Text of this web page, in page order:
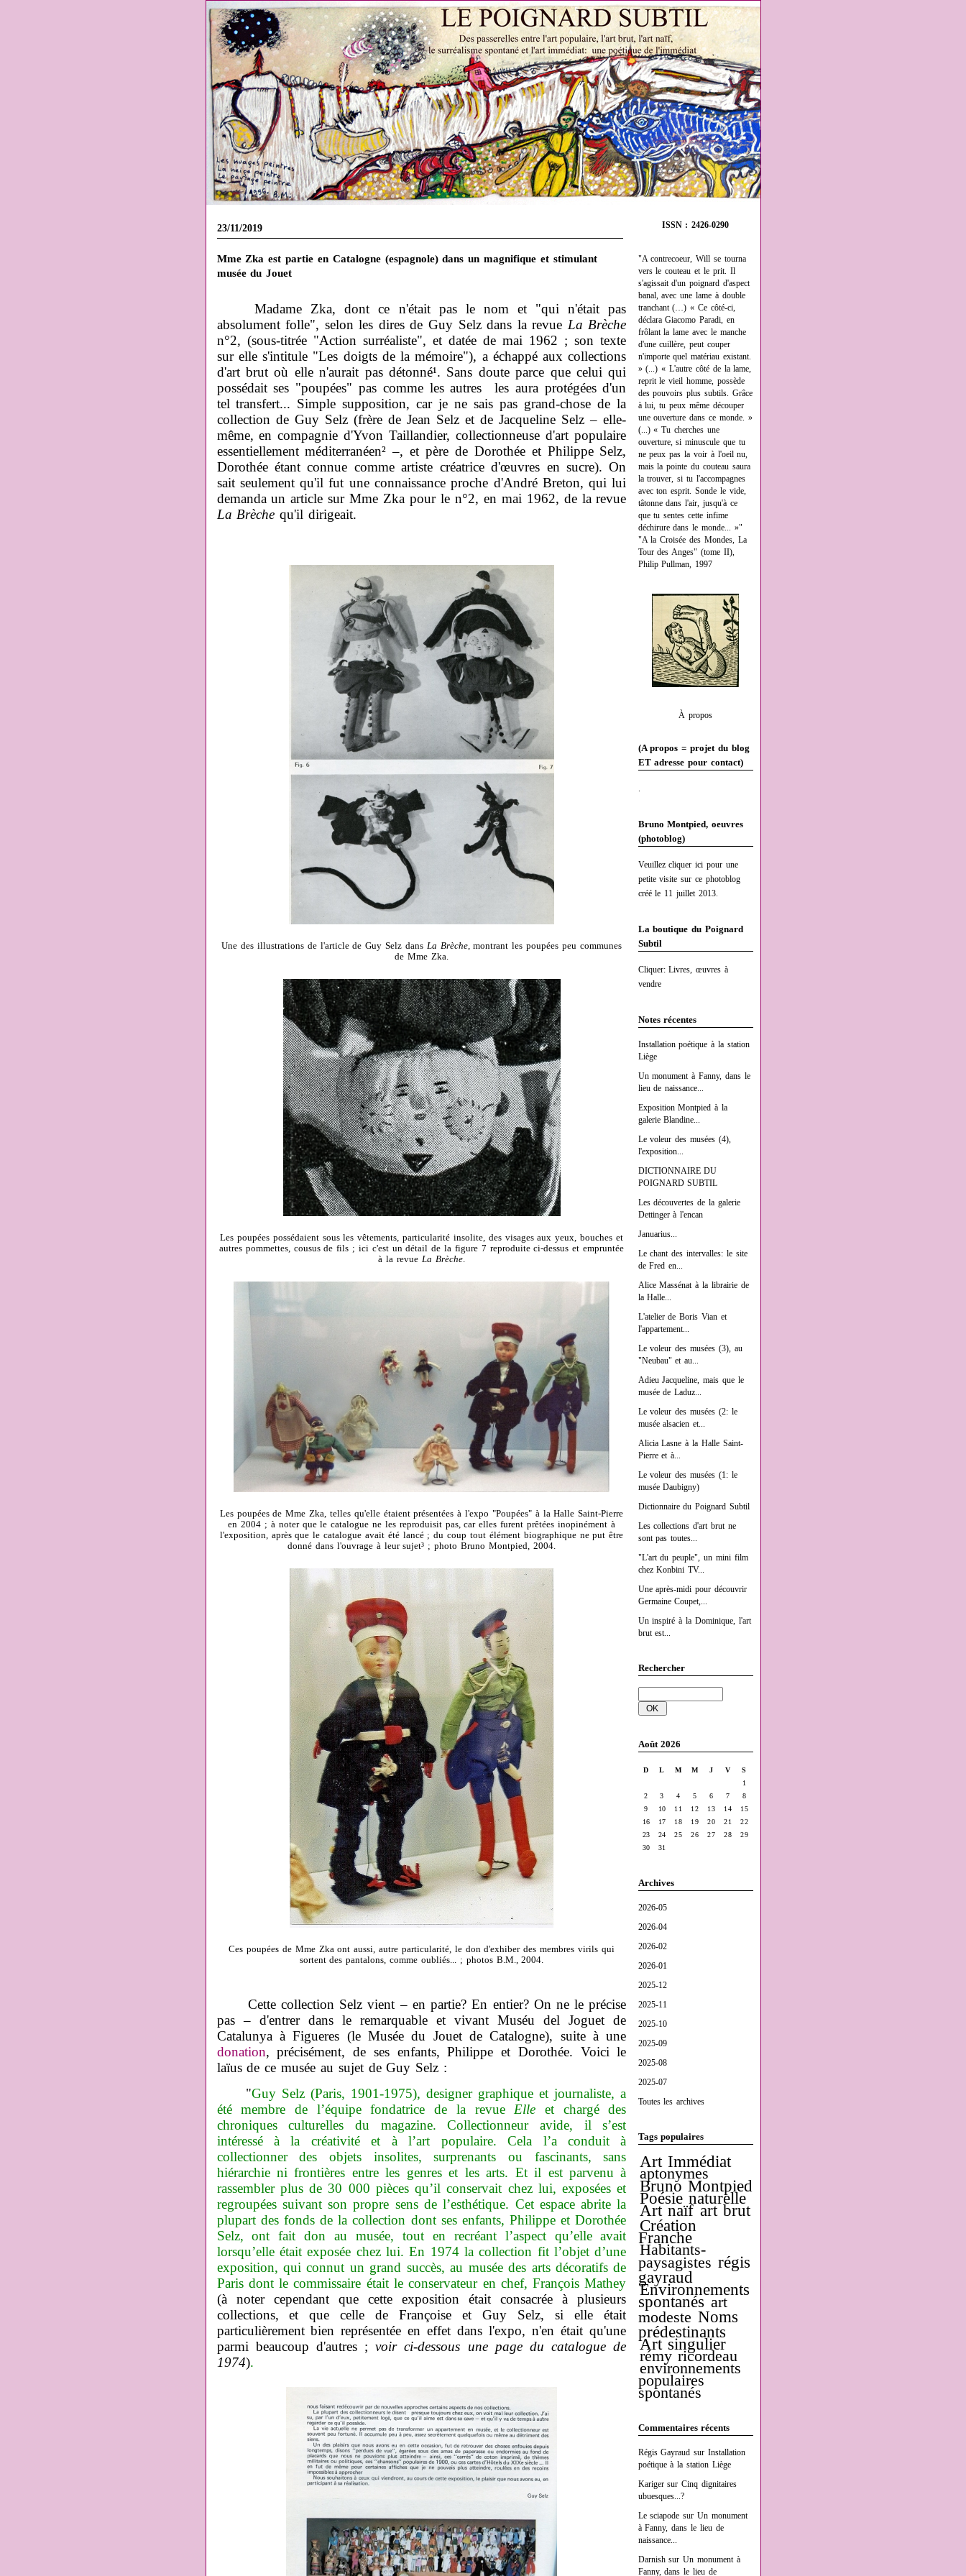
ISSN : 2426-0290
"A contrecoeur, Will se tourna
vers le couteau et le prit. Il
s'agissait d'un poignard d'aspect
banal, avec une lame à double
tranchant (…) « Ce côté-ci,
déclara Giacomo Paradi, en
frôlant la lame avec le manche
d'une cuillère, peut couper
n'importe quel matériau existant.
» (...) « L'autre côté de la lame,
reprit le vieil homme, possède
des pouvoirs plus subtils. Grâce
à lui, tu peux même découper
une ouverture dans ce monde. »
(...) « Tu cherches une
ouverture, si minuscule que tu
ne peux pas la voir à l'oeil nu,
mais la pointe du couteau saura
la trouver, si tu l'accompagnes
avec ton esprit. Sonde le vide,
tâtonne dans l'air, jusqu'à ce
que tu sentes cette infime
déchirure dans le monde... »"
"A la Croisée des Mondes, La
Tour des Anges" (tome II),
Philip Pullman, 1997
À propos
(A propos = projet du blog
ET adresse pour contact)
.
Bruno Montpied, oeuvres
(photoblog)
Veuillez cliquer ici pour une
petite visite sur ce photoblog
créé le 11 juillet 2013.
La boutique du Poignard
Subtil
Cliquer: Livres, œuvres à
vendre
Notes récentes
Installation poétique à la station
Liège
Un monument à Fanny, dans le
lieu de naissance...
Exposition Montpied à la
galerie Blandine...
Le voleur des musées (4),
l'exposition...
DICTIONNAIRE DU
POIGNARD SUBTIL
Les découvertes de la galerie
Dettinger à l'encan
Januarius...
Le chant des intervalles: le site
de Fred en...
Alice Massénat à la librairie de
la Halle...
L'atelier de Boris Vian et
l'appartement...
Le voleur des musées (3), au
"Neubau" et au...
Adieu Jacqueline, mais que le
musée de Laduz...
Le voleur des musées (2: le
musée alsacien et...
Alicia Lasne à la Halle Saint-
Pierre et à...
Le voleur des musées (1: le
musée Daubigny)
Dictionnaire du Poignard Subtil
Les collections d'art brut ne
sont pas toutes...
"L'art du peuple", un mini film
chez Konbini TV...
Une après-midi pour découvrir
Germaine Coupet,...
Un inspiré à la Dominique, l'art
brut est...
Rechercher
Août 2026
D L M M J V
S
1
2
3 4 5 6 7
8
9
10 11 12 13 14
15
16
17 18 19 20 21
22
23
24 25 26 27 28
29
30
31
Archives
2026-05
2026-04
2026-02
2026-01
2025-12
2025-11
2025-10
2025-09
2025-08
2025-07
Toutes les archives
Tags populaires
Art Immédiat
aptonymes
Bruno Montpied
Poésie naturelle
Art naïf art brut
Création
Franche
Habitants-
paysagistes régis
gayraud
Environnements
spontanés art
modeste Noms
prédestinants
Art singulier
rémy ricordeau
environnements
populaires
spontanés
Commentaires récents
Régis Gayraud surInstallation
poétique à la station Liège
KarigersurCinq dignitaires
ubuesques...?
Le sciapode surUn monument
à Fanny, dans le lieu de
naissance...
DarnishsurUn monument à
Fanny, dans le lieu de
23/11/2019
Mme Zka est partie en Catalogne (espagnole) dans un magnifique et stimulant
musée du Jouet
Madame Zka, dont ce n'était pas le nom et "qui n'était pas
absolument folle", selon les dires de Guy Selz dans la revue La Brèche
n°2, (sous-titrée "Action surréaliste", et datée de mai 1962 ; son texte
sur elle s'intitule "Les doigts de la mémoire"), a échappé aux collections
d'art brut où elle n'aurait pas détonné¹. Sans doute parce que celui qui
possédait ses "poupées" pas comme les autres les aura protégées d'un
tel transfert... Simple supposition, car je ne sais pas grand-chose de la
collection de Guy Selz (frère de Jean Selz et de Jacqueline Selz – elle-
même, en compagnie d'Yvon Taillandier, collectionneuse d'art populaire
essentiellement méditerranéen² –, et père de Dorothée et Philippe Selz,
Dorothée étant connue comme artiste créatrice d'œuvres en sucre). On
sait seulement qu'il fut une connaissance proche d'André Breton, qui lui
demanda un article sur Mme Zka pour le n°2, en mai 1962, de la revue
La Brèche qu'il dirigeait.
Une des illustrations de l'article de Guy Selz dans La Brèche, montrant les poupées peu communes
de Mme Zka.
Les poupées possédaient sous les vêtements, particularité insolite, des visages aux yeux, bouches et
autres pommettes, cousus de fils ; ici c'est un détail de la figure 7 reproduite ci-dessus et empruntée
à la revue La Brèche.
Les poupées de Mme Zka, telles qu'elle étaient présentées à l'expo "Poupées" à la Halle Saint-Pierre
en 2004 ; à noter que le catalogue ne les reproduisit pas, car elles furent prêtées inopinément à
l'exposition, après que le catalogue avait été lancé ; du coup tout élément biographique ne put être
donné dans l'ouvrage à leur sujet³ ; photo Bruno Montpied, 2004.
Ces poupées de Mme Zka ont aussi, autre particularité, le don d'exhiber des membres virils qui
sortent des pantalons, comme oubliés... ; photos B.M., 2004.
Cette collection Selz vient – en partie? En entier? On ne le précise
pas – d'entrer dans le remarquable et vivant Muséu del Joguet de
Catalunya à Figueres (le Musée du Jouet de Catalogne), suite à une
donation, précisément, de ses enfants, Philippe et Dorothée. Voici le
laïus de ce musée au sujet de Guy Selz :
"Guy Selz (Paris, 1901-1975), designer graphique et journaliste, a
été membre de l’équipe fondatrice de la revue Elle et chargé des
chroniques culturelles du magazine. Collectionneur avide, il s’est
intéressé à la créativité et à l’art populaire. Cela l’a conduit à
collectionner des objets insolites, surprenants ou fascinants, sans
hiérarchie ni frontières entre les genres et les arts. Et il est parvenu à
rassembler plus de 30 000 pièces qu’il conservait chez lui, exposées et
regroupées suivant son propre sens de l’esthétique. Cet espace abrite la
plupart des fonds de la collection dont ses enfants, Philippe et Dorothée
Selz, ont fait don au musée, tout en recréant l’aspect qu’elle avait
lorsqu’elle était exposée chez lui. En 1974 la collection fit l’objet d’une
exposition, qui connut un grand succès, au musée des arts décoratifs de
Paris dont le commissaire était le conservateur en chef, François Mathey
(à noter cependant que cette exposition était consacrée à plusieurs
collections, et que celle de Françoise et Guy Selz, si elle était
particulièrement bien représentée en effet dans l'expo, n'en était qu'une
parmi beaucoup d'autres ;voir ci-dessous une page du catalogue de
1974).